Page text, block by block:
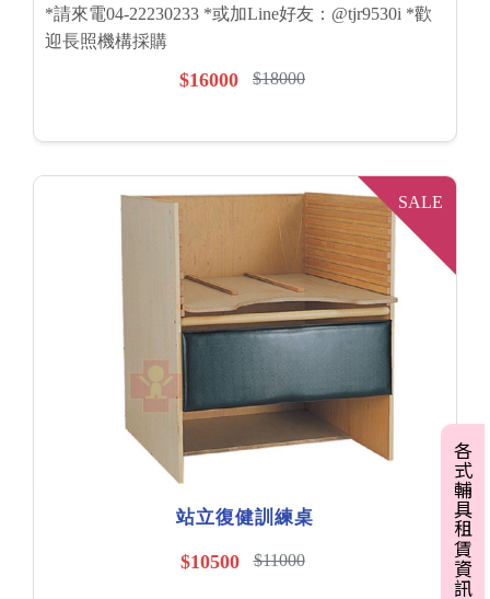
各式輔具租賃資訊
*請來電04-22230233 *或加Line好友：@tjr9530i *歡
迎長照機構採購
$16000 $18000
SALE
站立復健訓練桌
$10500 $11000